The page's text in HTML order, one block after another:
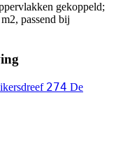
gekoppeld;
passend bij
274 De